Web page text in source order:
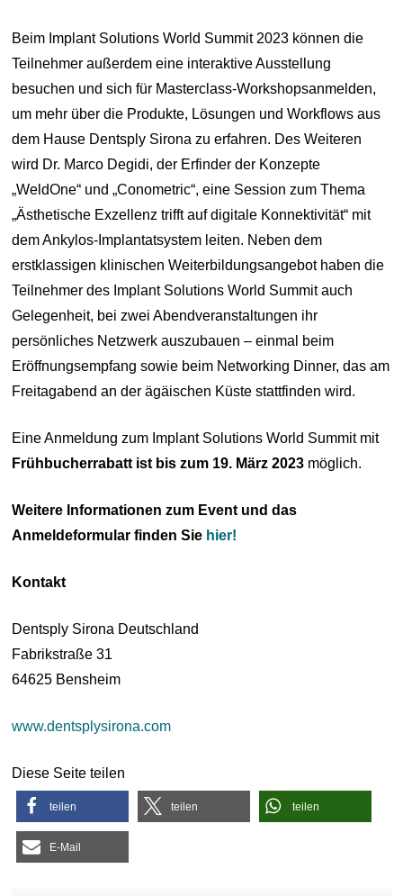
Beim Implant Solutions World Summit 2023 können die
Teilnehmer außerdem eine interaktive Ausstellung
besuchen und sich für Masterclass-Workshopsanmelden,
um mehr über die Produkte, Lösungen und Workflows aus
dem Hause Dentsply Sirona zu erfahren. Des Weiteren
wird Dr. Marco Degidi, der Erfinder der Konzepte
„WeldOne“ und „Conometric“, eine Session zum Thema
„Ästhetische Exzellenz trifft auf digitale Konnektivität“ mit
dem Ankylos-Implantatsystem leiten. Neben dem
erstklassigen klinischen Weiterbildungsangebot haben die
Teilnehmer des Implant Solutions World Summit auch
Gelegenheit, bei zwei Abendveranstaltungen ihr
persönliches Netzwerk auszubauen – einmal beim
Eröffnungsempfang sowie beim Networking Dinner, das am
Freitagabend an der ägäischen Küste stattfinden wird.
Eine Anmeldung zum Implant Solutions World Summit mit
Frühbucherrabatt ist bis zum 19. März 2023 möglich.
Weitere Informationen zum Event und das
Anmeldeformular finden Sie hier!
Kontakt
Dentsply Sirona Deutschland
Fabrikstraße 31
64625 Bensheim
www.dentsplysirona.com
Diese Seite teilen
teilen teilen teilen
E-Mail